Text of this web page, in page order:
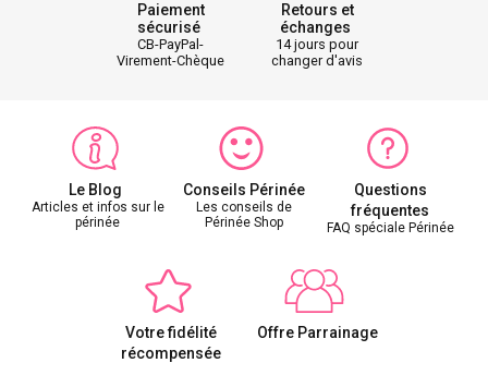
Paiement
sécurisé
CB-PayPal-
Virement-Chèque
Retours et
échanges
14 jours pour
changer d'avis
Le Blog
Articles et infos sur le
périnée
Conseils Périnée
Les conseils de
Périnée Shop
Questions
fréquentes
FAQ spéciale Périnée
Votre fidélité
récompensée
Offre Parrainage